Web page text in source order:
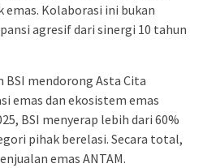
Kolaborasi ini bukan
agresif dari sinergi 10 tahun
mendorong Asta Cita
emas dan ekosistem emas
BSI menyerap lebih dari 60%
pihak berelasi. Secara total,
emas ANTAM.